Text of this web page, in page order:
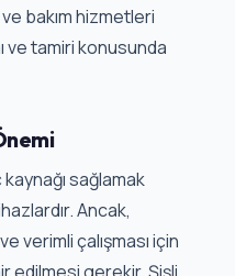
bakım hizmetleri
ve tamiri konusunda
sağlamak
Ancak,
verimli çalışması için